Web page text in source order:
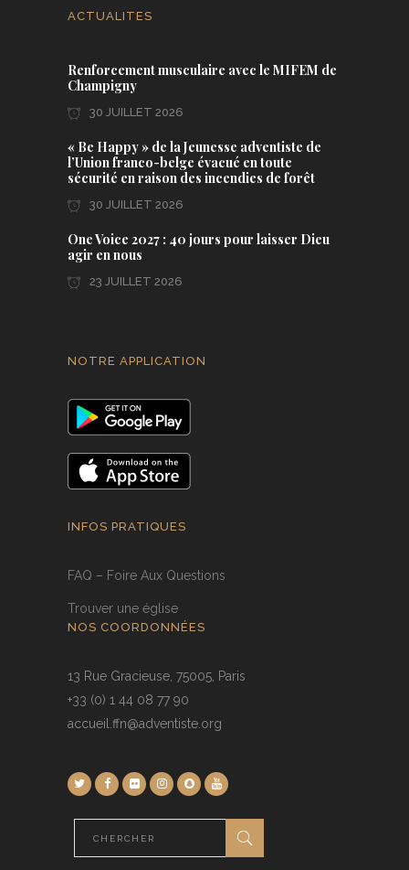
ACTUALITES
Renforcement musculaire avec le MIFEM de
Champigny
30 JUILLET 2026
« Be Happy » de la Jeunesse adventiste de
l’Union franco-belge évacué en toute
sécurité en raison des incendies de forêt
30 JUILLET 2026
One Voice 2027 : 40 jours pour laisser Dieu
agir en nous
23 JUILLET 2026
NOTRE APPLICATION
INFOS PRATIQUES
FAQ – Foire Aux Questions
Trouver une église
NOS COORDONNÉES
13 Rue Gracieuse, 75005, Paris
+33 (0) 1 44 08 77 90
accueil.ffn@adventiste.org